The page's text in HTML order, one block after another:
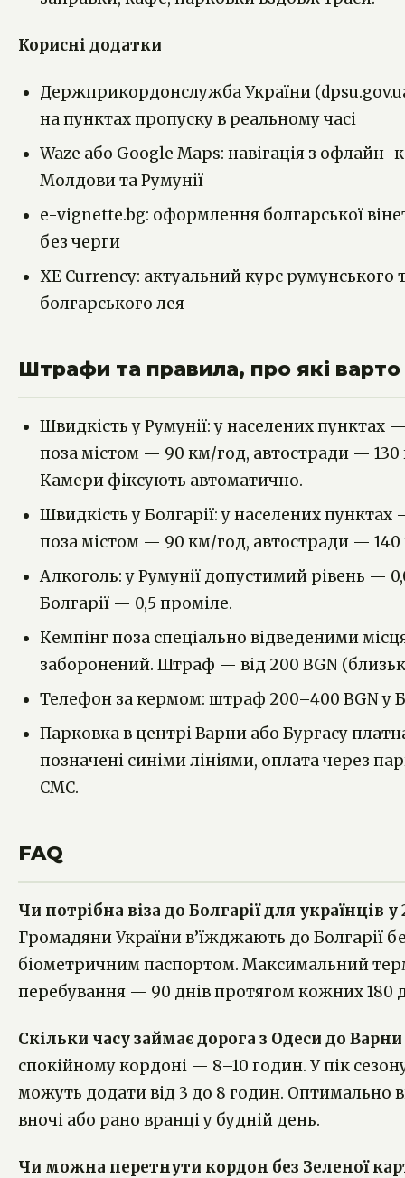
Корисні додатки
Держприкордонслужба України
на пунктах пропуску в реальному часі
Waze або Google Maps: навігація з офлайн-
Молдови та Румунії
e-vignette.bg: оформлення болгарської
без черги
XE Currency: актуальний курс румунського
болгарського лея
Штрафи та правила, про які варто
Швидкість у Румунії: у населених пунктах
поза містом — 90 км/год, автостради —
Камери фіксують автоматично.
Швидкість у Болгарії: у населених
поза містом — 90 км/год, автостради —
Алкоголь: у Румунії допустимий рівень —
Болгарії — 0,5 проміле.
Кемпінг поза спеціально відведеними
заборонений. Штраф — від 200 BGN
Телефон за кермом: штраф 200–400 BGN у
Парковка в центрі Варни або Бургасу
позначені синіми лініями, оплата через
СМС.
FAQ
Чи потрібна віза до Болгарії для українців у
Громадяни України в’їжджають до Болгарії
біометричним паспортом. Максимальний
перебування — 90 днів протягом кожних 180
Скільки часу займає дорога з Одеси до
спокійному кордоні — 8–10 годин. У пік
можуть додати від 3 до 8 годин. Оптимально
вночі або рано вранці у будній день.
Чи можна перетнути кордон без Зеленої